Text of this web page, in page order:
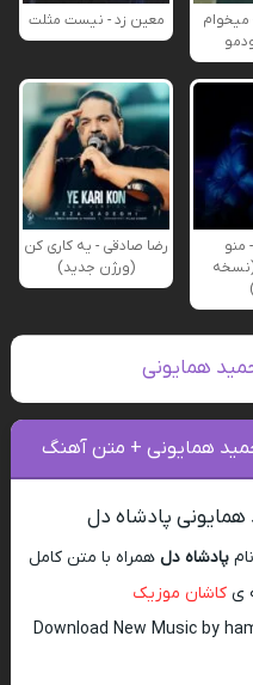
میخوام
معین زد - نیست مثلت
منو
رضا صادقی - یه کاری کن
(ورژن جدید)
همایونی
همایونی + متن آهنگ
پادشاه دل
پادشاه دل همراه با متن کامل
کاشان موزیک
Download New Music by